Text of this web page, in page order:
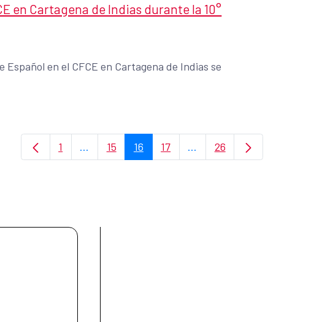
en Cartagena de Indias durante la 10°
Español en el CFCE en Cartagena de Indias se
Página
1 ...Páginas intermedias Use TAB para desplazarse.
Página
15 Página
16 Página
17 ...Páginas intermedias Use
Página
26